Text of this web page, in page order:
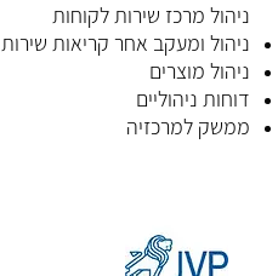
ניהול מרכז שירות לקוחות
ניהול ומעקב אחר קריאות שירות
ניהול מוצרים
דוחות ניהוליים
ממשק למרכזיה